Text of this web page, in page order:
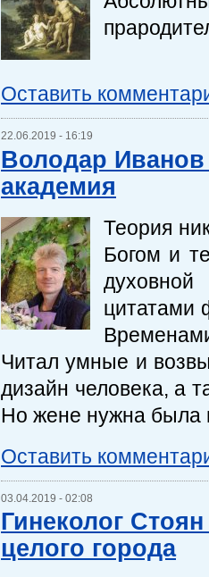
Оставить
22.06.2019 - 16:19
Володар
академия
Теория
Богом и
цитатами
Читал умные и
дизайн человека, а
Но жене нужна была
Оставить
03.04.2019 - 02:08
Гинеколог
целого города